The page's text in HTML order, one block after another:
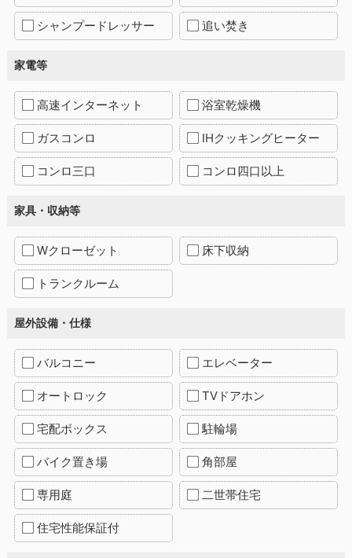
シャンプードレッサー 追い焚き
家電等
高速インターネット 浴室乾燥機
ガスコンロ IHクッキングヒーター
コンロ三口 コンロ四口以上
家具・収納等
Wクローゼット 床下収納
トランクルーム
屋外設備・仕様
バルコニー エレベーター
オートロック TVドアホン
宅配ボックス 駐輪場
バイク置き場 角部屋
専用庭 二世帯住宅
住宅性能保証付